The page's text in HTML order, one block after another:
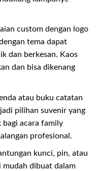
custom dengan logo
tema dapat
dan berkesan. Kaos
dan bisa dikenang
atau buku catatan
pilihan suvenir yang
bagi acara family
profesional.
kunci, pin, atau
dibuat dalam